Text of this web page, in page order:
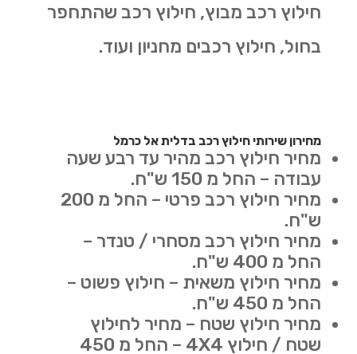
חילוץ רכב מבוץ, חילוץ רכב שהתחפר
בחול, חילוץ רכבים מחניון ועוד.
מחירון שירותי חילוץ רכב בדלית אל כרמל
מחיר חילוץ רכב מהיר עד רבע שעה
עבודה – החל מ 150 ש"ח.
מחיר חילוץ רכב פרטי – החל מ 200
ש"ח.
מחיר חילוץ רכב מסחרי / טנדר –
החל מ 400 ש"ח.
מחיר חילוץ משאית – חילוץ פשוט –
החל מ 450 ש"ח.
מחיר חילוץ שטח – מחיר לחילוץ
שטח / חילוץ 4X4 – החל מ 450